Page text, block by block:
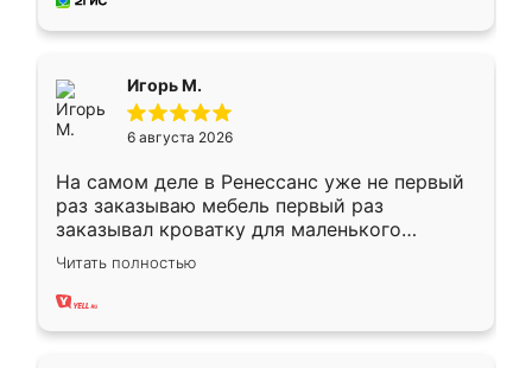
Игорь М.
6 августа 2026
На самом деле в Ренессанс уже не первый
раз заказываю мебель первый раз
заказывал кроватку для маленького
ребёнка при его рождении ,во второй раз
заказал шкаф-купе. По качеству очень
хорошее сборка достаточно быстрая,
Читать полностью